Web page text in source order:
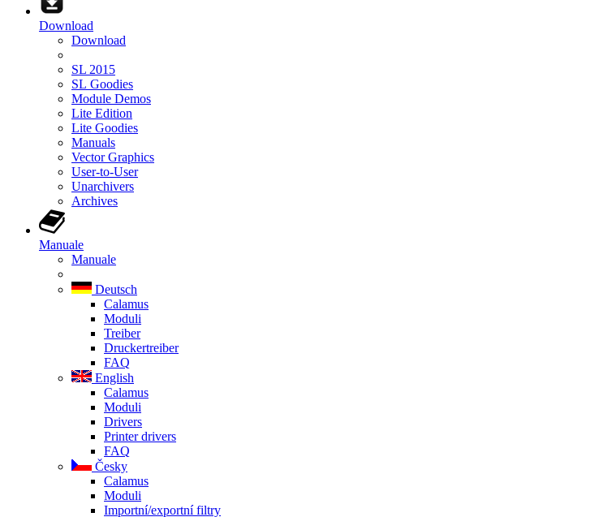
Download
Download
SL 2015
SL Goodies
Module Demos
Lite Edition
Lite Goodies
Manuals
Vector Graphics
User-to-User
Unarchivers
Archives
Manuale
Manuale
Deutsch
Calamus
Moduli
Treiber
Druckertreiber
FAQ
English
Calamus
Moduli
Drivers
Printer drivers
FAQ
Česky
Calamus
Moduli
Importní/exportní filtry